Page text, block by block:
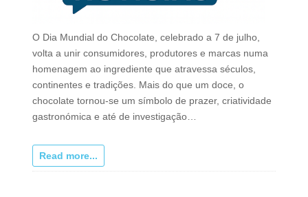
O Dia Mundial do Chocolate, celebrado a 7 de julho,
volta a unir consumidores, produtores e marcas numa
homenagem ao ingrediente que atravessa séculos,
continentes e tradições. Mais do que um doce, o
chocolate tornou‑se um símbolo de prazer, criatividade
gastronómica e até de investigação…
Read more...